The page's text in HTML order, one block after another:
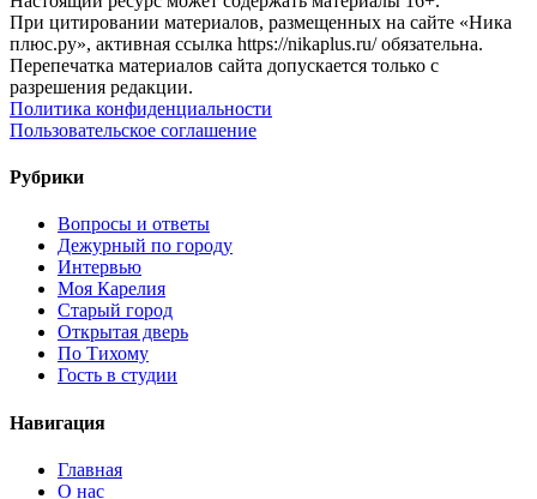
При цитировании материалов, размещенных на сайте «Ника
плюс.ру», активная ссылка https://nikaplus.ru/ обязательна.
Перепечатка материалов сайта допускается только с
разрешения редакции.
Политика конфиденциальности
Пользовательское соглашение
Рубрики
Вопросы и ответы
Дежурный по городу
Интервью
Моя Карелия
Старый город
Открытая дверь
По Тихому
Гость в студии
Навигация
Главная
О нас